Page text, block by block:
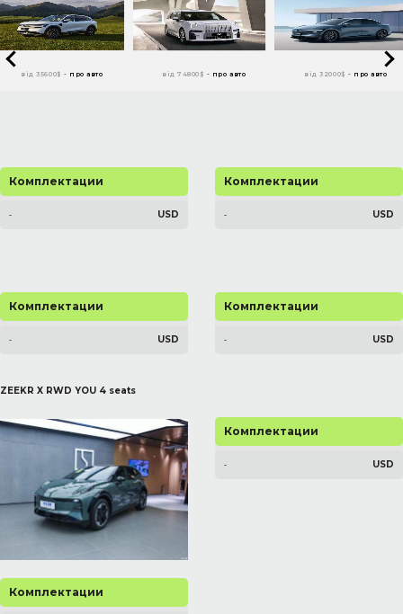
від 35600$ - про авто від 74800$ - про авто від 32000$ - про авто
Комплектации
- USD
Комплектации
- USD
Комплектации
- USD
Комплектации
- USD
ZEEKR X RWD YOU 4 seats
Комплектации
Комплектации
- USD